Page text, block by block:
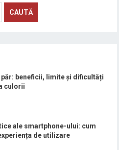
păr: beneficii, limite și dificultăți
culorii
ale smartphone-ului: cum
de utilizare